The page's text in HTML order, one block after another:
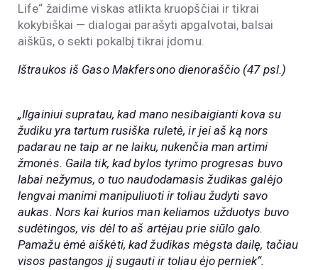
Life“ žaidime viskas atlikta kruopščiai ir tikrai
kokybiškai — dialogai parašyti apgalvotai, balsai
aiškūs, o sekti pokalbį tikrai įdomu.
Ištraukos iš Gaso Makfersono dienoraščio (47 psl.)
„Ilgainiui supratau, kad mano nesibaigianti kova su
žudiku yra tartum rusiška ruletė, ir jei aš ką nors
padarau ne taip ar ne laiku, nukenčia man artimi
žmonės. Gaila tik, kad bylos tyrimo progresas buvo
labai nežymus, o tuo naudodamasis žudikas galėjo
lengvai manimi manipuliuoti ir toliau žudyti savo
aukas. Nors kai kurios man keliamos užduotys buvo
sudėtingos, vis dėl to aš artėjau prie siūlo galo.
Pamažu ėmė aiškėti, kad žudikas mėgsta dailę, tačiau
visos pastangos jį sugauti ir toliau ėjo perniek“.